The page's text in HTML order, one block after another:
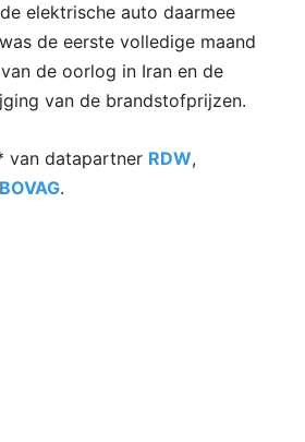
elektrische auto daarmee
de eerste volledige maand
de oorlog in Iran en de
van de brandstofprijzen.
van datapartner RDW,
BOVAG.